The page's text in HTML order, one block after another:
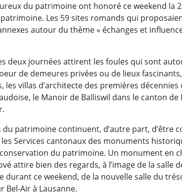
du patrimoine ont honoré ce weekend la
Les 59 sites romands qui
autour du thème « échanges et
deux journées attirent les foules qui sont
de demeures privées ou de lieux
les villas d’architecte des premières décennies
le Manoir de Balliswil dans le canton de
du patrimoine continuent, d’autre part, d’être
Services cantonaux des monuments
du patrimoine. Un monument en
attire bien des regards, à l’image de la salle
durant ce weekend, de la nouvelle salle du
Bel-Air à Lausanne.